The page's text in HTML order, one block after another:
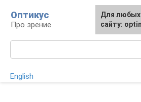
контенту
Оптикус
Про зрение
English
Для любых
сайту: